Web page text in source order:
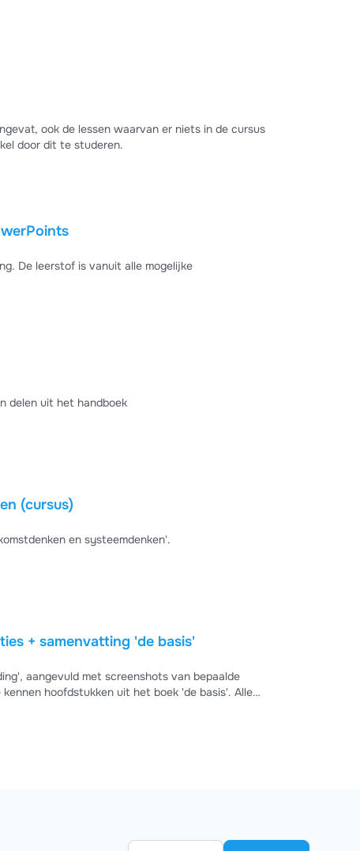
ook de lessen waarvan er niets in de cursus
door dit te studeren.
De leerstof is vanuit alle mogelijke
delen uit het handboek
(cursus)
en systeemdenken'.
+ samenvatting 'de basis'
aangevuld met screenshots van bepaalde
hoofdstukken uit het boek 'de basis'. Alle